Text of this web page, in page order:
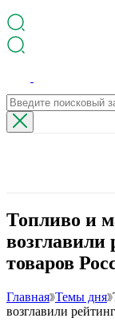
Топливо и
возглавили
товаров
Главная Темы дня
возглавили